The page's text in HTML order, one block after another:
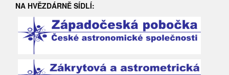
NA HVĚZDÁRNĚ SÍDLÍ: